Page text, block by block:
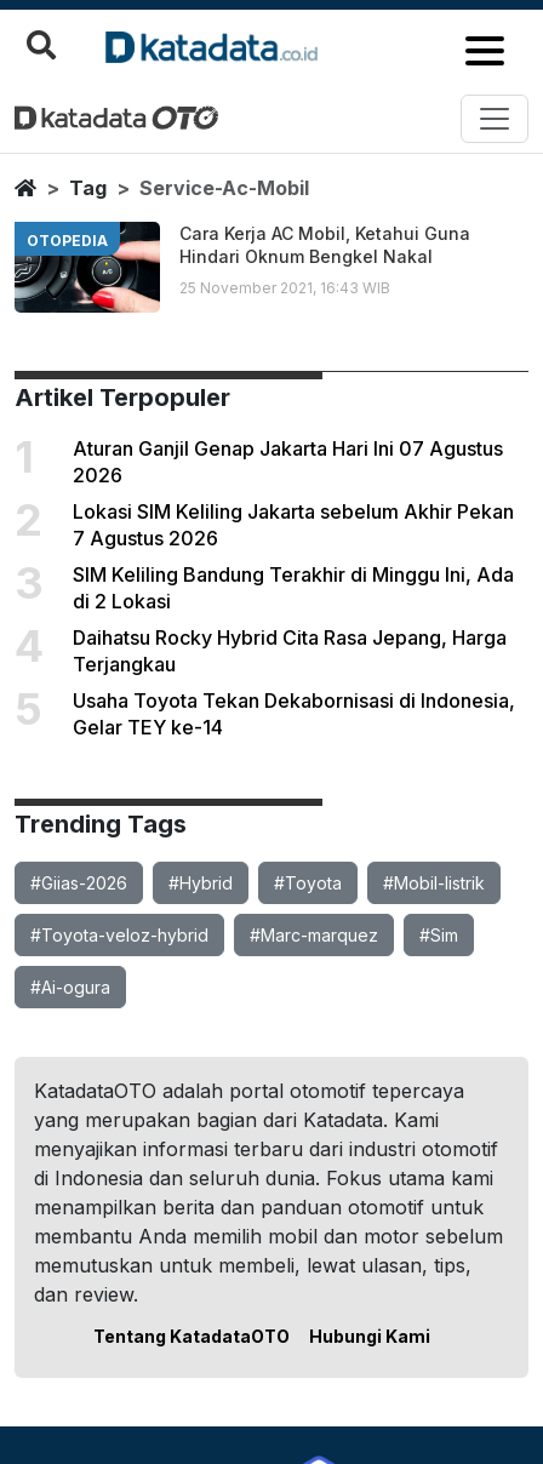
Service Ac Mobil
Berita Terbaru
HomeTag Service-Ac-Mobil
OTOPEDIA
Cara Kerja AC Mobil, Ketahui Guna
Hindari Oknum Bengkel Nakal
25 November 2021, 16:43 WIB
Artikel Terpopuler
1
Aturan Ganjil Genap Jakarta Hari Ini 07 Agustus
2026
2
Lokasi SIM Keliling Jakarta sebelum Akhir Pekan
7 Agustus 2026
3
SIM Keliling Bandung Terakhir di Minggu Ini, Ada
di 2 Lokasi
4
Daihatsu Rocky Hybrid Cita Rasa Jepang, Harga
Terjangkau
5
Usaha Toyota Tekan Dekabornisasi di Indonesia,
Gelar TEY ke-14
Trending Tags
#Giias-2026 #Hybrid #Toyota #Mobil-listrik
#Toyota-veloz-hybrid #Marc-marquez #Sim
#Ai-ogura
KatadataOTO adalah portal otomotif tepercaya
yang merupakan bagian dari Katadata. Kami
menyajikan informasi terbaru dari industri otomotif
di Indonesia dan seluruh dunia. Fokus utama kami
menampilkan berita dan panduan otomotif untuk
membantu Anda memilih mobil dan motor sebelum
memutuskan untuk membeli, lewat ulasan, tips,
dan review.
Tentang KatadataOTO Hubungi Kami